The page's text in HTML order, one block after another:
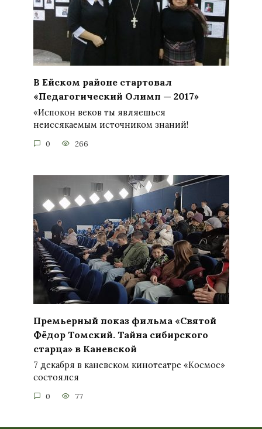
В Ейском районе стартовал
«Педагогический Олимп — 2017»
«Испокон веков ты являешься
неиссякаемым источником знаний!
0 266
Премьерный показ фильма «Святой
Фёдор Томский. Тайна сибирского
старца» в Каневской
7 декабря в каневском кинотеатре «Космос»
состоялся
0 77